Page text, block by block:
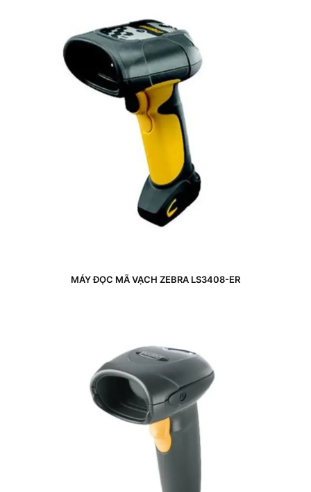
MÁY ĐỌC MÃ VẠCH ZEBRA LS3408-ER